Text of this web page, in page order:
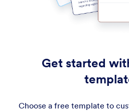
Get started
Choose a free template to